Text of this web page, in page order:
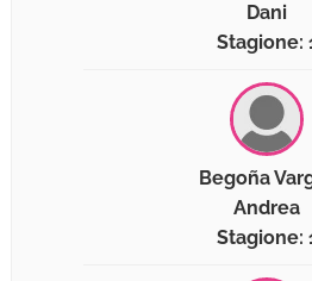
Dani
Stagione:
Begoña
Andrea
Stagione: